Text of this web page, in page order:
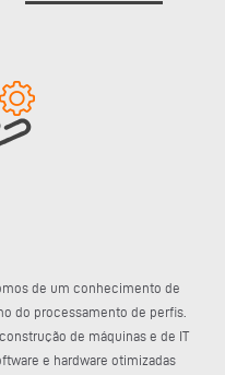
de um conhecimento de
do processamento de perfis.
de máquinas e de IT
e hardware otimizadas